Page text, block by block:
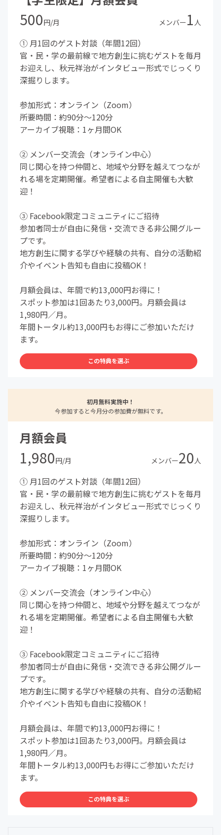
500円/月 メンバー1 人
① 月1回のゲスト対談（年間12回）
官・民・学の最前線で地方創生に挑むゲストを毎月
お迎えし、秋元祥治がインタビュー形式でじっくり
深掘りします。
参加形式：オンライン（Zoom）
所要時間：約90分〜120分
アーカイブ視聴：1ヶ月間OK
② メンバー交流会（オンライン中心）
同じ関心を持つ仲間と、地域や分野を越えてつなが
れる場を定期開催。希望者による自主開催も大歓
迎！
③ Facebook限定コミュニティにご招待
参加者同士が自由に発信・交流できる非公開グルー
プです。
地方創生に関する学びや経験の共有、自分の活動紹
介やイベント告知も自由に投稿OK！
月額会員は、年間で約13,000円お得に！
スポット参加は1回あたり3,000円。月額会員は
1,980円／月。
年間トータル約13,000円もお得にご参加いただけ
ます。
この特典を選ぶ
初月無料実施中！
今参加すると今月分の参加費が無料です。
月額会員
1,980円/月 メンバー20 人
① 月1回のゲスト対談（年間12回）
官・民・学の最前線で地方創生に挑むゲストを毎月
お迎えし、秋元祥治がインタビュー形式でじっくり
深掘りします。
参加形式：オンライン（Zoom）
所要時間：約90分〜120分
アーカイブ視聴：1ヶ月間OK
② メンバー交流会（オンライン中心）
同じ関心を持つ仲間と、地域や分野を越えてつなが
れる場を定期開催。希望者による自主開催も大歓
迎！
③ Facebook限定コミュニティにご招待
参加者同士が自由に発信・交流できる非公開グルー
プです。
地方創生に関する学びや経験の共有、自分の活動紹
介やイベント告知も自由に投稿OK！
月額会員は、年間で約13,000円お得に！
スポット参加は1回あたり3,000円。月額会員は
1,980円／月。
年間トータル約13,000円もお得にご参加いただけ
ます。
この特典を選ぶ